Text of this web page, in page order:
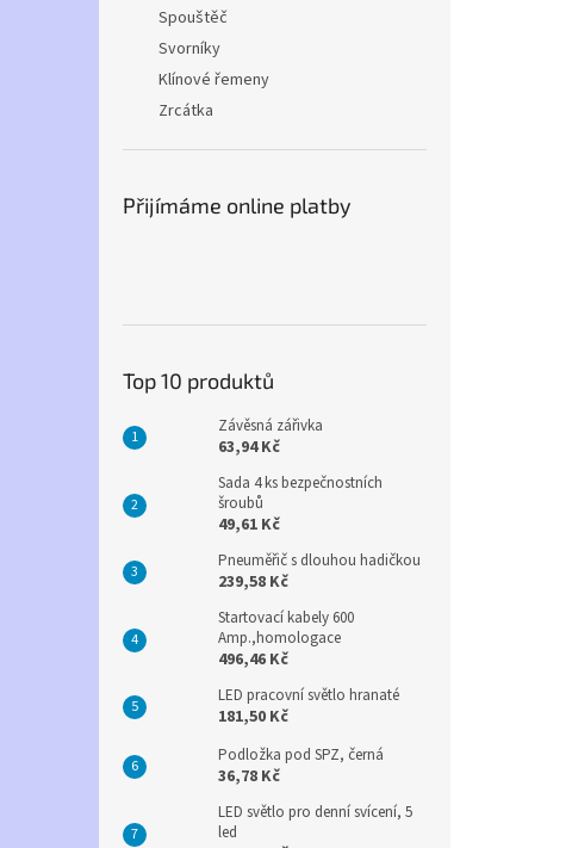
Spouštěč
Svorníky
Klínové řemeny
Zrcátka
Přijímáme online platby
Top 10 produktů
Závěsná zářivka
63,94 Kč
Sada 4 ks bezpečnostních
šroubů
49,61 Kč
Pneuměřič s dlouhou hadičkou
239,58 Kč
Startovací kabely 600
Amp.,homologace
496,46 Kč
LED pracovní světlo hranaté
181,50 Kč
Podložka pod SPZ, černá
36,78 Kč
LED světlo pro denní svícení, 5
led